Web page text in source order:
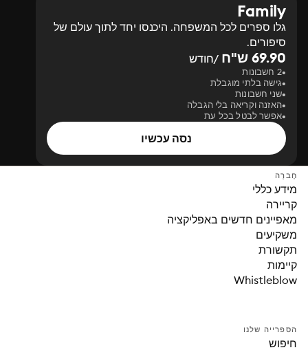
Family
גלו ספרים לכל המשפחה. היכנסו יחד לתוך עולם של
סיפורים.
69.90 ש"ח /חודש
2 חשבונות
גישה בלתי מוגבלת
שני חשבונות
האזנה וקריאה בלי הגבלה
אפשר לבטל בכל עת
נסה עכשיו
חֶברָה
מידע כללי
קריירה
מאפיינים חדשים באפליקציה
משקיעים
תקשורת
קיימות
Whistleblow
הספרייה שלנו
חיפוש